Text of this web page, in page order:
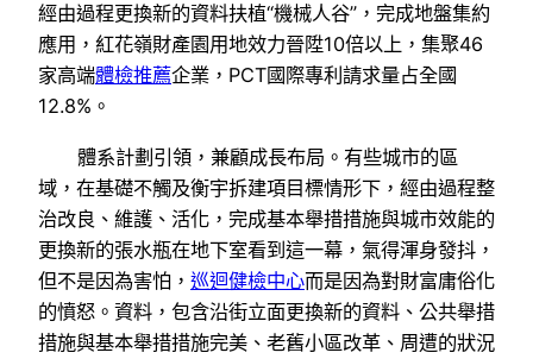
經由過程更換新的資料扶植“機械人谷”，完成地盤集約
應用，紅花嶺財產園用地效力晉陞10倍以上，集聚46
家高端體檢推薦企業，PCT國際專利請求量占全國
12.8%。
體系計劃引領，兼顧成長布局。有些城市的區
域，在基礎不觸及衡宇拆建項目標情形下，經由過程整
治改良、維護、活化，完成基本舉措措施與城市效能的
更換新的張水瓶在地下室看到這一幕，氣得渾身發抖，
但不是因為害怕， 巡迴健檢中心而是因為對財富庸俗化
的憤怒。資料，包含沿街立面更換新的資料、公共舉措
措施與基本舉措措施完美、老舊小區改革、周遭的狀況